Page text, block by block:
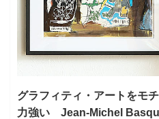
グラフィティ・アートをモ
力強い Jean-Michel